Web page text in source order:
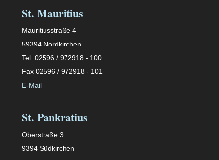
St. Mauritius
Mauritiusstraße 4
59394 Nordkirchen
Tel. 02596 / 972918 - 100
Fax 02596 / 972918 - 101
E-Mail
St. Pankratius
Oberstraße 3
9394 Südkirchen